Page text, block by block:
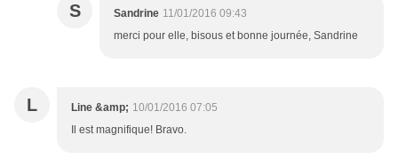
S Sandrine 11/01/2016 09:43
merci pour elle, bisous et bonne journée, Sandrine
L Line &amp; 10/01/2016 07:05
Il est magnifique! Bravo.